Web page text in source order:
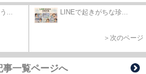
... LINEで起きがちな珍...
＞次のページ
事一覧ページへ